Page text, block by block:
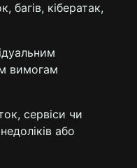
багів, кібератак,
вимогам
сервіси чи
або